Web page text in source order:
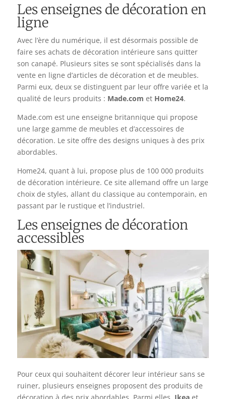
Les enseignes de décoration en
ligne
Avec l’ère du numérique, il est désormais possible de
faire ses achats de décoration intérieure sans quitter
son canapé. Plusieurs sites se sont spécialisés dans la
vente en ligne d’articles de décoration et de meubles.
Parmi eux, deux se distinguent par leur offre variée et la
qualité de leurs produits : Made.com et Home24.
Made.com est une enseigne britannique qui propose
une large gamme de meubles et d’accessoires de
décoration. Le site offre des designs uniques à des prix
abordables.
Home24, quant à lui, propose plus de 100 000 produits
de décoration intérieure. Ce site allemand offre un large
choix de styles, allant du classique au contemporain, en
passant par le rustique et l’industriel.
Les enseignes de décoration
accessibles
Pour ceux qui souhaitent décorer leur intérieur sans se
ruiner, plusieurs enseignes proposent des produits de